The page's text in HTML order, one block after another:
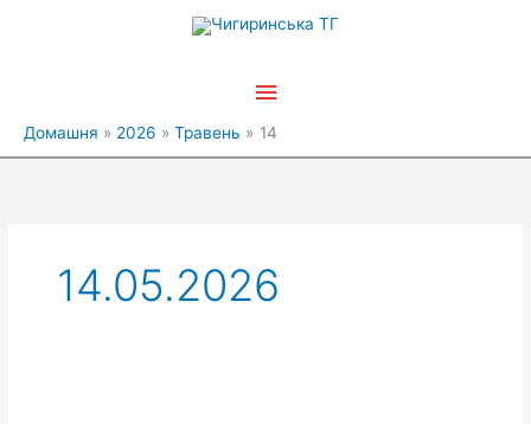
Головне
Домашня 2026 Травень 14
14.05.2026